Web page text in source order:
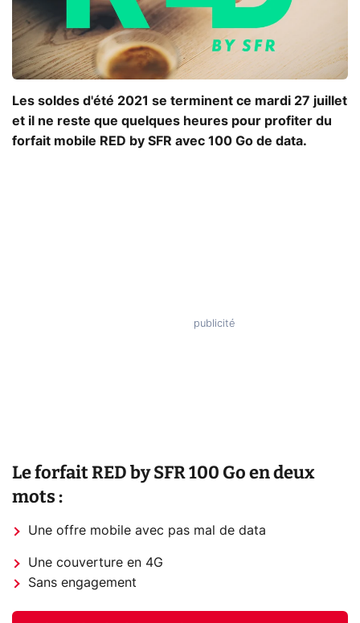
Les soldes d'été 2021 se terminent ce mardi 27 juillet
et il ne reste que quelques heures pour profiter du
forfait mobile RED by SFR avec 100 Go de data.
Le forfait RED by SFR 100 Go en deux
mots :
Une offre mobile avec pas mal de data
Une couverture en 4G
Sans engagement